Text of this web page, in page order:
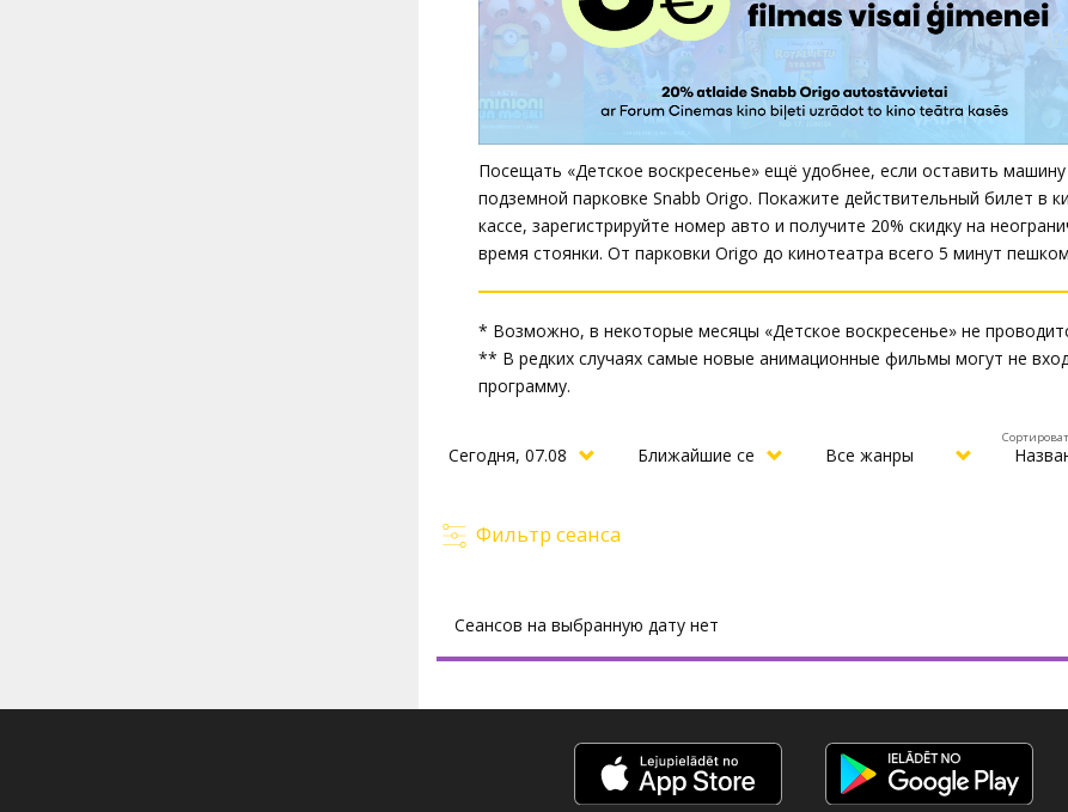
Посещать «Детское воскресенье» ещё удобнее, если оставить машину
подземной парковке Snabb Origo. Покажите действительный билет в
кассе, зарегистрируйте номер авто и получите 20% скидку на
время стоянки. От парковки Origo до кинотеатра всего 5 минут
* Возможно, в некоторые месяцы «Детское воскресенье» не
** В редких случаях самые новые анимационные фильмы могут не
программу.
Фильтр сеанса
Сеансов на выбранную дату нет